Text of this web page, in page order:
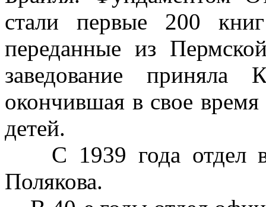
стали первые 200
переданные из
заведование приняла
окончившая в свое
детей.
С 1939 года отдел
Полякова.